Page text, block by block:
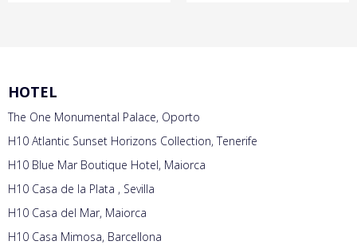
HOTEL
The One Monumental Palace, Oporto
H10 Atlantic Sunset Horizons Collection, Tenerife
H10 Blue Mar Boutique Hotel, Maiorca
H10 Casa de la Plata , Sevilla
H10 Casa del Mar, Maiorca
H10 Casa Mimosa, Barcellona